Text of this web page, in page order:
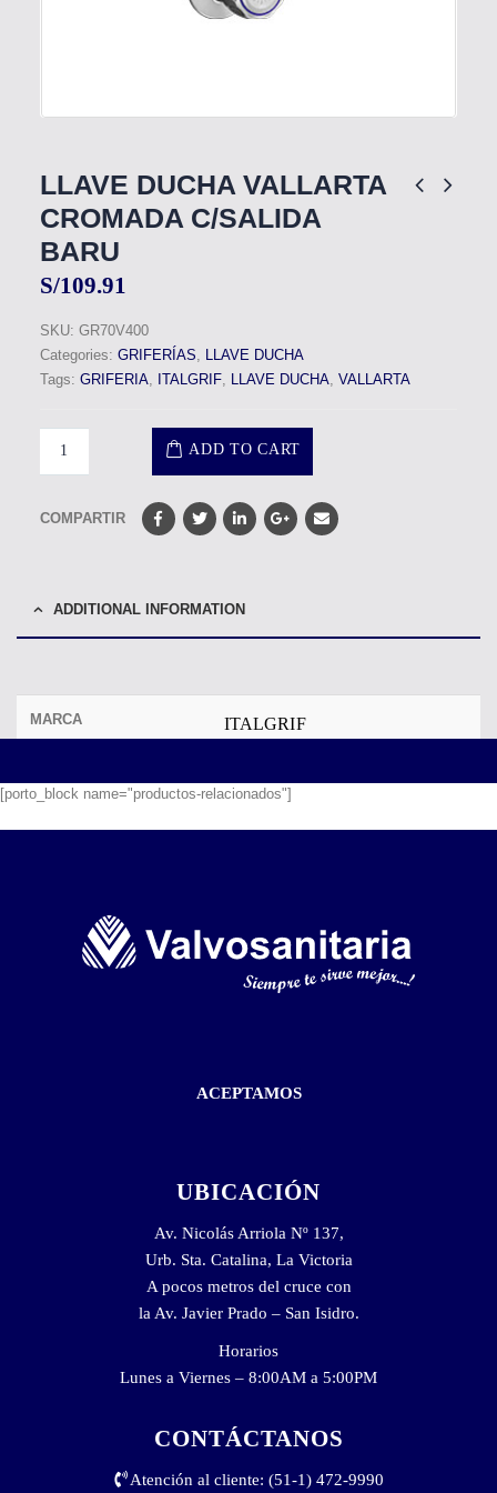
LLAVE DUCHA VALLARTA
CROMADA C/SALIDA
BARU
S/109.91
SKU: GR70V400
Categories: GRIFERÍAS, LLAVE DUCHA
Tags: GRIFERIA, ITALGRIF, LLAVE DUCHA, VALLARTA
ADD TO CART
COMPARTIR
ADDITIONAL INFORMATION
MARCA ITALGRIF
[porto_block name="productos-relacionados"]
ACEPTAMOS
UBICACIÓN
Av. Nicolás Arriola Nº 137,
Urb. Sta. Catalina, La Victoria
A pocos metros del cruce con
la Av. Javier Prado – San Isidro.
Horarios
Lunes a Viernes – 8:00AM a 5:00PM
CONTÁCTANOS
Atención al cliente: (51-1) 472-9990